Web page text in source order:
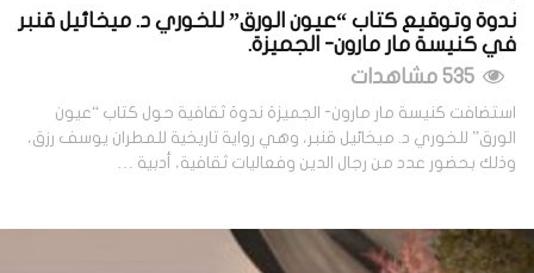
ندوة وتوقيع كتاب “عيون الورق” للخوري د. ميخائيل قنبر
في كنيسة مار مارون- الجميزة.
استضافت كنيسة مار مارون- الجميزة ندوة ثقافية حول كتاب “عيون
الورق” للخوري د. ميخائيل قنبر، وهي رواية تاريخية للمطران يوسف رزق،
وذلك بحضور عدد من رجال الدين وفعاليات ثقافية، أدبية …